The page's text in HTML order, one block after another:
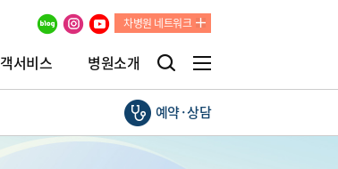
차병원 네트워크
서비스 병원소개
예약·상담